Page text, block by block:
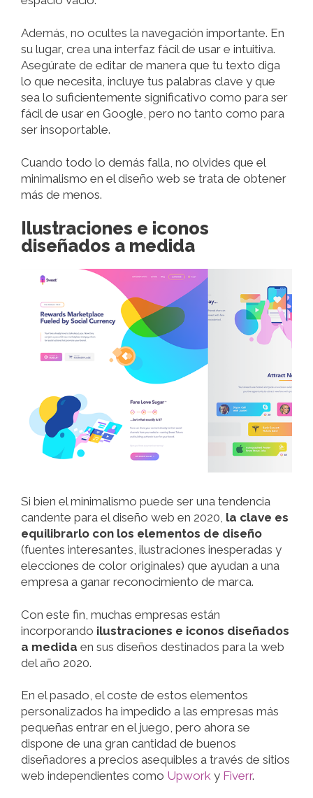
Además, no ocultes la navegación importante. En
su lugar, crea una interfaz fácil de usar e intuitiva.
Asegúrate de editar de manera que tu texto diga
lo que necesita, incluye tus palabras clave y que
sea lo suficientemente significativo como para ser
fácil de usar en Google, pero no tanto como para
ser insoportable.
Cuando todo lo demás falla, no olvides que el
minimalismo en el diseño web se trata de obtener
más de menos.
Ilustraciones e iconos
diseñados a medida
Si bien el minimalismo puede ser una tendencia
candente para el diseño web en 2020, la clave es
equilibrarlo con los elementos de diseño
(fuentes interesantes, ilustraciones inesperadas y
elecciones de color originales) que ayudan a una
empresa a ganar reconocimiento de marca.
Con este fin, muchas empresas están
incorporando ilustraciones e iconos diseñados
a medida en sus diseños destinados para la web
del año 2020.
En el pasado, el coste de estos elementos
personalizados ha impedido a las empresas más
pequeñas entrar en el juego, pero ahora se
dispone de una gran cantidad de buenos
diseñadores a precios asequibles a través de sitios
web independientes como Upwork y Fiverr.